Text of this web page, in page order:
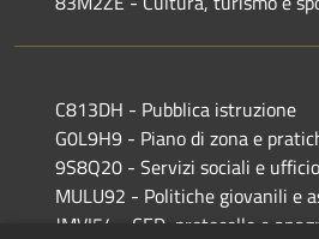
C813DH - Pubblica istruzione
G0L9H9 - Piano di zona e
9S8Q20 - Servizi sociali e
MULU92 - Politiche giovanili e
JMVI54 - CED, protocollo e